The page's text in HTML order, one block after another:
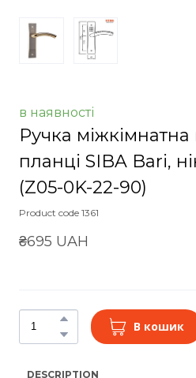
в наявності
Ручка
планці SIBA Bari,
(Z05-0K-22-90)
Product code 1361
₴695 UAH
В кошик
DESCRIPTION